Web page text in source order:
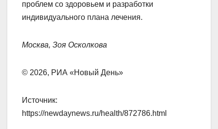
проблем со здоровьем и разработки
индивидуального плана лечения.
Москва, Зоя Осколкова
© 2026, РИА «Новый День»
Источник:
https://newdaynews.ru/health/872786.html